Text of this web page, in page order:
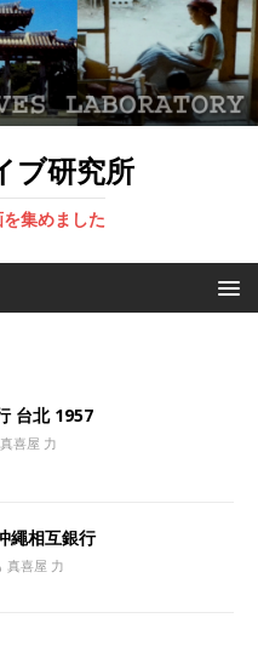
ブ研究所
集めました
台北 1957
真喜屋 力
繩相互銀行
真喜屋 力